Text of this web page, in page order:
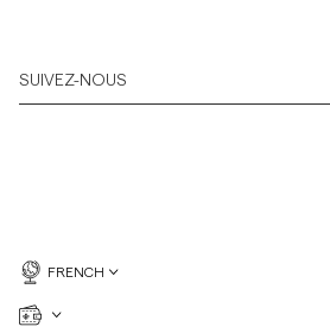
SUIVEZ-NOUS
FRENCH